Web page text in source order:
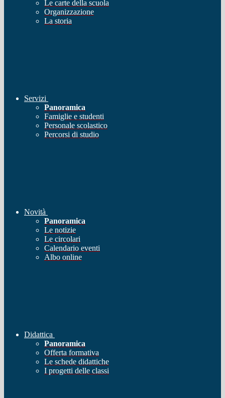
Le carte della scuola
Organizzazione
La storia
Servizi
Panoramica
Famiglie e studenti
Personale scolastico
Percorsi di studio
Novità
Panoramica
Le notizie
Le circolari
Calendario eventi
Albo online
Didattica
Panoramica
Offerta formativa
Le schede didattiche
I progetti delle classi